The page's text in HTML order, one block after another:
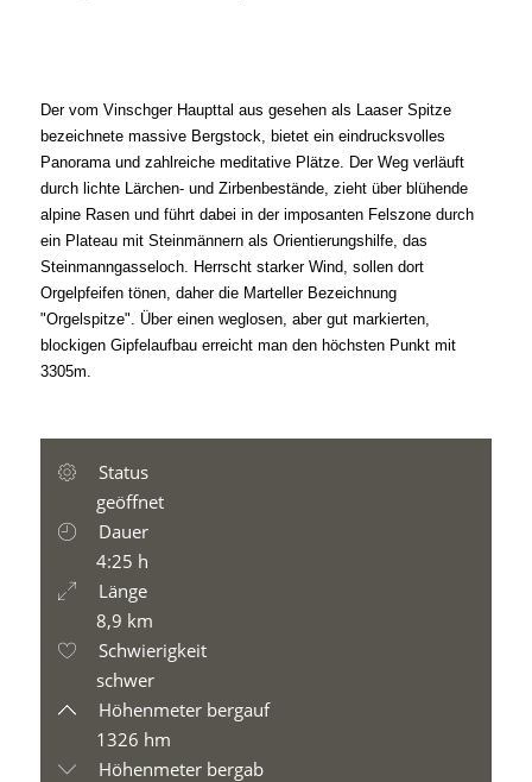
Der vom Vinschger Haupttal aus gesehen als Laaser Spitze
bezeichnete massive Bergstock, bietet ein eindrucksvolles
Panorama und zahlreiche meditative Plätze. Der Weg verläuft
durch lichte Lärchen- und Zirbenbestände, zieht über blühende
alpine Rasen und führt dabei in der imposanten Felszone durch
ein Plateau mit Steinmännern als Orientierungshilfe, das
Steinmanngasseloch. Herrscht starker Wind, sollen dort
Orgelpfeifen tönen, daher die Marteller Bezeichnung
"Orgelspitze". Über einen weglosen, aber gut markierten,
blockigen Gipfelaufbau erreicht man den höchsten Punkt mit
3305m.
Status
geöffnet
Dauer
4:25 h
Länge
8,9 km
Schwierigkeit
schwer
Höhenmeter bergauf
1326 hm
Höhenmeter bergab